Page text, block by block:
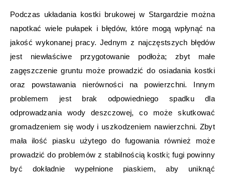
Podczas układania kostki brukowej w Stargardzie można
napotkać wiele pułapek i błędów, które mogą wpłynąć na
jakość wykonanej pracy. Jednym z najczęstszych błędów
jest niewłaściwe przygotowanie podłoża; zbyt małe
zagęszczenie gruntu może prowadzić do osiadania kostki
oraz powstawania nierówności na powierzchni. Innym
problemem jest brak odpowiedniego spadku dla
odprowadzania wody deszczowej, co może skutkować
gromadzeniem się wody i uszkodzeniem nawierzchni. Zbyt
mała ilość piasku użytego do fugowania również może
prowadzić do problemów z stabilnością kostki; fugi powinny
być dokładnie wypełnione piaskiem, aby uniknąć